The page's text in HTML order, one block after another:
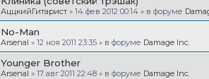
АццкийГитарист » 14 фев 2012 00:14 » в форуме
No-Man
Arsenal » 12 ноя 2011 23:35 » в форуме Damage Inc.
Younger Brother
Arsenal » 17 авг 2011 22:48 » в форуме Damage Inc.